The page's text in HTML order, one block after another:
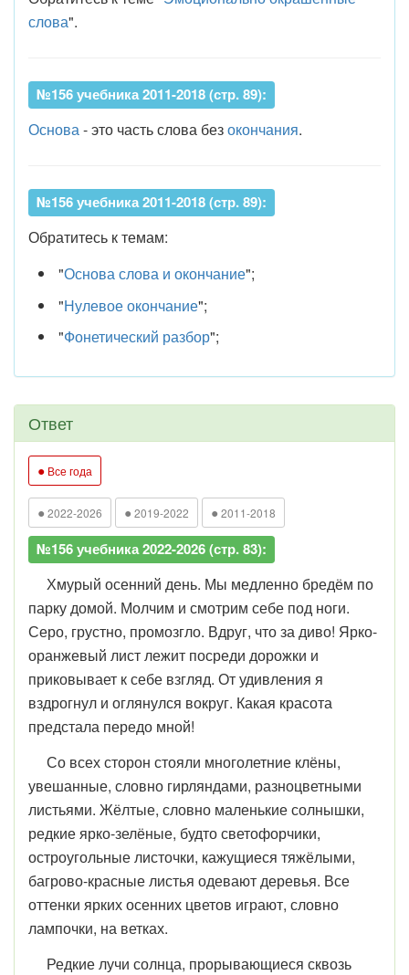
слова".
№156 учебника 2011-2018 (стр. 89):
Основа- это часть слова безокончания.
№156 учебника 2011-2018 (стр. 89):
Обратитесь к темам:
"Основа слова и окончание";
"Нулевое окончание";
"Фонетический разбор";
Ответ
● Все года
● 2022-2026 ● 2019-2022 ● 2011-2018
№156 учебника 2022-2026 (стр. 83):
Хмурый осенний день. Мы медленно бредём по
парку домой. Молчим и смотрим себе под ноги.
Серо, грустно, промозгло. Вдруг, что за диво! Ярко-
оранжевый лист лежит посреди дорожки и
приковывает к себе взгляд. От удивления я
вздрогнул и оглянулся вокруг. Какая красота
предстала передо мной!
Со всех сторон стояли многолетние клёны,
увешанные, словно гирляндами, разноцветными
листьями. Жёлтые, словно маленькие солнышки,
редкие ярко-зелёные, будто светофорчики,
остроугольные листочки, кажущиеся тяжёлыми,
багрово-красные листья одевают деревья. Все
оттенки ярких осенних цветов играют, словно
лампочки, на ветках.
Редкие лучи солнца, прорывающиеся сквозь